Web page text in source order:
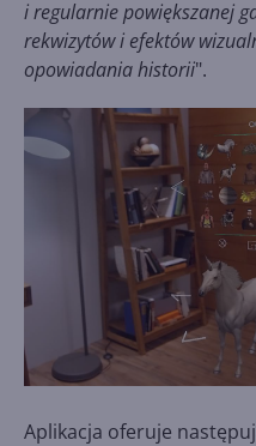
i regularnie powiększanej
rekwizytów i efektów
opowiadania historii".
Aplikacja oferuje